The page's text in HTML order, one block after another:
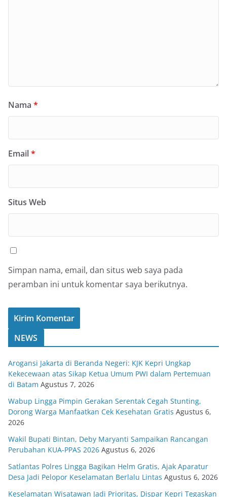
Nama *
Email*
Situs Web
Simpan nama, email, dan situs web saya pada
peramban ini untuk komentar saya berikutnya.
NEWS
Arogansi Jakarta di Beranda Negeri: KJK Kepri Ungkap
Kekecewaan atas Sikap Ketua Umum PWI dalam Pertemuan
di Batam Agustus 7, 2026
Wabup Lingga Pimpin Gerakan Serentak Cegah Stunting,
Dorong Warga Manfaatkan Cek Kesehatan Gratis Agustus 6,
2026
Wakil Bupati Bintan, Deby Maryanti Sampaikan Rancangan
Perubahan KUA-PPAS 2026 Agustus 6, 2026
Satlantas Polres Lingga Bagikan Helm Gratis, Ajak Aparatur
Desa Jadi Pelopor Keselamatan Berlalu Lintas Agustus 6, 2026
Keselamatan Wisatawan Jadi Prioritas, Dispar Kepri Tegaskan